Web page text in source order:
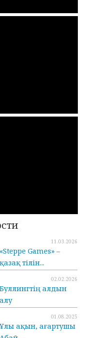
11.03.2026
«Steppe Games» –
қазақ тілін...
02.02.2026
Буллингтің алдын
алу
01.08.2025
Ұлы ақын, ағартушы